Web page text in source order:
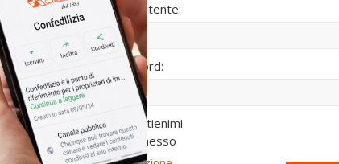
ai
consultare
Associazione
Nome utente:
Password:
Mantienimi
connesso